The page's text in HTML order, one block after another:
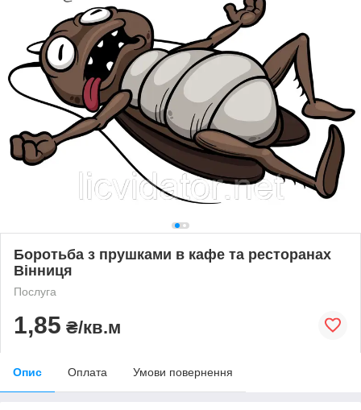
Боротьба з прушками в кафе та ресторанах
Вінниця
Послуга
1,85 ₴/кв.м
Опис Оплата Умови повернення